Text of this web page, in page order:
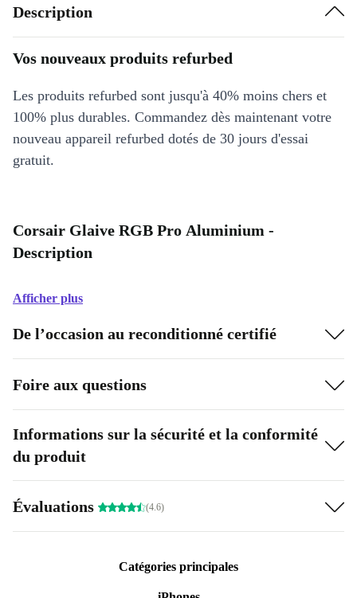
Description
Vos nouveaux produits refurbed
Les produits refurbed sont jusqu'à 40% moins chers et
100% plus durables. Commandez dès maintenant votre
nouveau appareil refurbed dotés de 30 jours d'essai
gratuit.
Corsair Glaive RGB Pro Aluminium -
Description
Afficher plus
De l’occasion au reconditionné certifié
Foire aux questions
Informations sur la sécurité et la conformité
du produit
Évaluations (4.6)
Catégories principales